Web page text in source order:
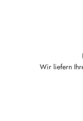
Wir liefern